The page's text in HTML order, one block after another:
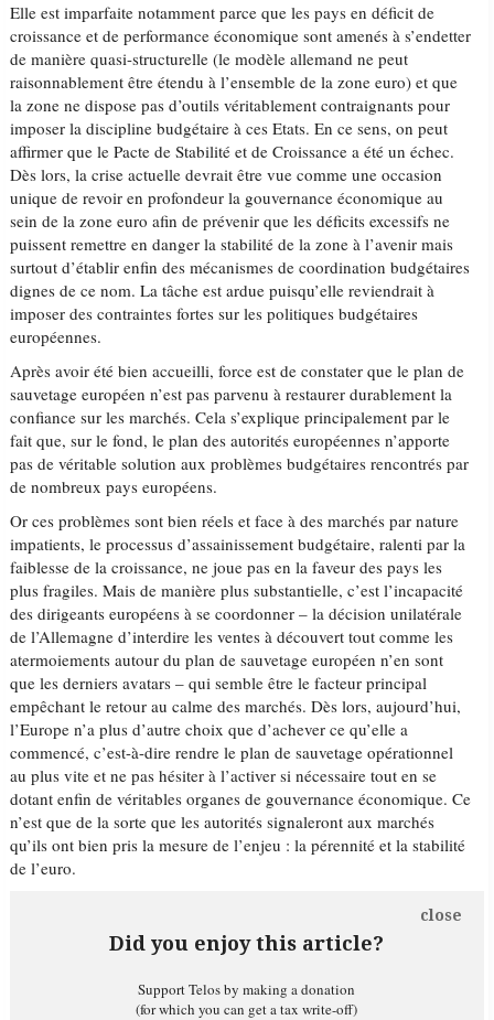
Elle est imparfaite notamment parce que les pays en déficit de
croissance et de performance économique sont amenés à s’endetter
de manière quasi-structurelle (le modèle allemand ne peut
raisonnablement être étendu à l’ensemble de la zone euro) et que
la zone ne dispose pas d’outils véritablement contraignants pour
imposer la discipline budgétaire à ces Etats. En ce sens, on peut
affirmer que le Pacte de Stabilité et de Croissance a été un échec.
Dès lors, la crise actuelle devrait être vue comme une occasion
unique de revoir en profondeur la gouvernance économique au
sein de la zone euro afin de prévenir que les déficits excessifs ne
puissent remettre en danger la stabilité de la zone à l’avenir mais
surtout d’établir enfin des mécanismes de coordination budgétaires
dignes de ce nom. La tâche est ardue puisqu’elle reviendrait à
imposer des contraintes fortes sur les politiques budgétaires
européennes.
Après avoir été bien accueilli, force est de constater que le plan de
sauvetage européen n’est pas parvenu à restaurer durablement la
confiance sur les marchés. Cela s’explique principalement par le
fait que, sur le fond, le plan des autorités européennes n’apporte
pas de véritable solution aux problèmes budgétaires rencontrés par
de nombreux pays européens.
Or ces problèmes sont bien réels et face à des marchés par nature
impatients, le processus d’assainissement budgétaire, ralenti par la
faiblesse de la croissance, ne joue pas en la faveur des pays les
plus fragiles. Mais de manière plus substantielle, c’est l’incapacité
des dirigeants européens à se coordonner – la décision unilatérale
de l’Allemagne d’interdire les ventes à découvert tout comme les
atermoiements autour du plan de sauvetage européen n’en sont
que les derniers avatars – qui semble être le facteur principal
empêchant le retour au calme des marchés. Dès lors, aujourd’hui,
l’Europe n’a plus d’autre choix que d’achever ce qu’elle a
commencé, c’est-à-dire rendre le plan de sauvetage opérationnel
au plus vite et ne pas hésiter à l’activer si nécessaire tout en se
dotant enfin de véritables organes de gouvernance économique. Ce
n’est que de la sorte que les autorités signaleront aux marchés
qu’ils ont bien pris la mesure de l’enjeu : la pérennité et la stabilité
de l’euro.
Did you enjoy this article?
close
Support Telos by making a donation
(for which you can get a tax write-off)